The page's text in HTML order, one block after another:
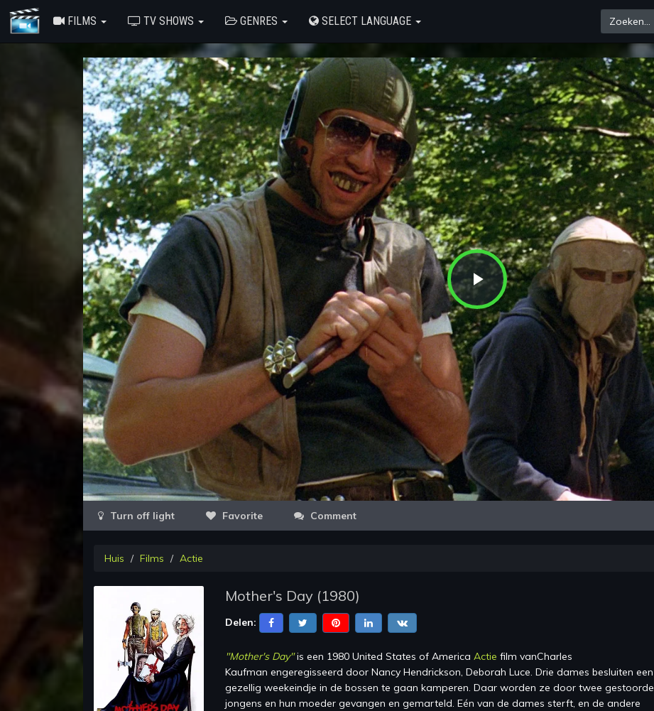
FILMS TV SHOWS GENRES SELECT LANGUAGE
Play
Video
Favorite Comment
Huis Films Actie
Mother's Day (1980)
Delen:
"Mother's Day"is een 1980 United States of America Actie film vanCharles
Kaufman engeregisseerd door Nancy Hendrickson, Deborah Luce. Drie dames besluiten een
gezellig weekeindje in de bossen te gaan kamperen. Daar worden ze door twee gestoorde
jongens en hun moeder gevangen en gemarteld. Eén van de dames sterft, en de andere